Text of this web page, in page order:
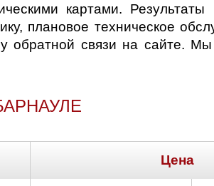
картами. Результаты
плановое техническое
обратной связи на сайте.
Цена